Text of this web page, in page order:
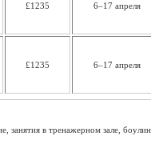
£1235 6–17 апреля
£1235 6–17 апреля
занятия в тренажерном зале,